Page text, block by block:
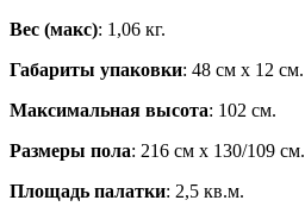
Вес (макс): 1,06 кг.
Габариты упаковки: 48 см х 12 см.
Максимальная высота: 102 см.
Размеры пола: 216 см х 130/109 см.
Площадь палатки: 2,5 кв.м.